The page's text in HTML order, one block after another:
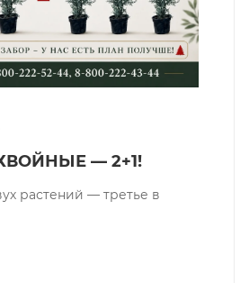
— 2+1!
растений — третье в